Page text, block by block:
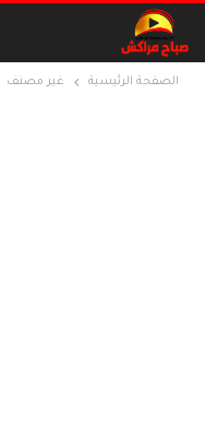
الصفحة الرئيسية غير مصنف